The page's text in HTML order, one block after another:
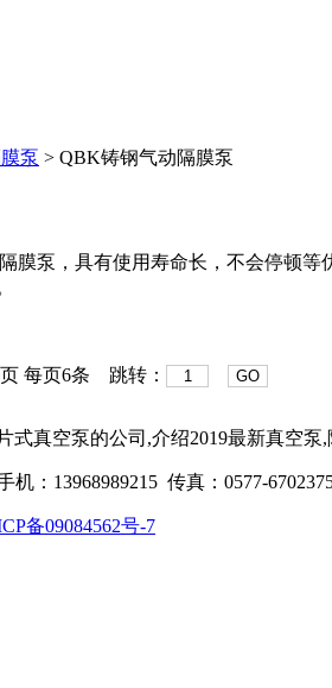
泵 > QBK铸钢气动隔膜泵
膜泵，具有使用寿命长，不会停顿
每页6条 跳转： GO
真空泵的公司,介绍2019最新真空
机：13968989215 传真：0577-
备09084562号-7